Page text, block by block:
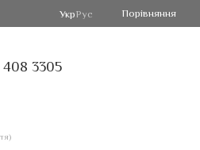
УкрРус Порівняння
3305